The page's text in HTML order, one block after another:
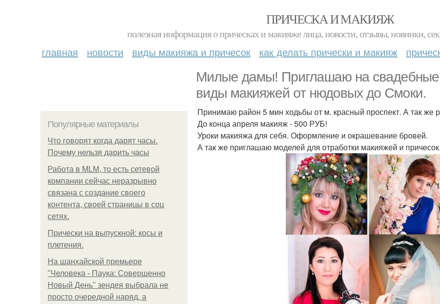
ПРИЧЕСКА И МАКИЯЖ
полезная информация о прическах и макияже лица, новости, отзывы, новинки,
главная новости виды макияжа и причесок как делать прически и макияж
Милые дамы! Приглашаю на свадебные
виды макияжей от нюдовых до Смоки.
Популярные материалы
Что говорят когда дарят часы.
Почему нельзя дарить часы
Работа в MLM, то есть сетевой
компании сейчас неразрывно
связана с создание своего
контента, своей страницы в соц
сетях.
Прически на выпускной: косы и
плетения.
На шанхайской премьере
"Человека - Паука: Совершенно
Новый День" зендея выбрала не
просто очередной наряд, а
Принимаю район 5 мин ходьбы от м. красный проспект. А так же
До конца апреля макияж - 500 РУБ!
Уроки макияжа для себя. Оформление и окрашевание бровей.
А так же приглашаю моделей для отработки макияжей и